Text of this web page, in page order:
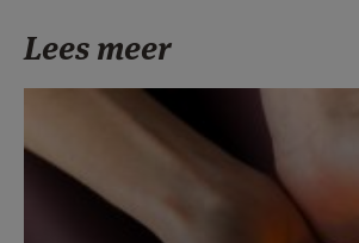
Lees meer